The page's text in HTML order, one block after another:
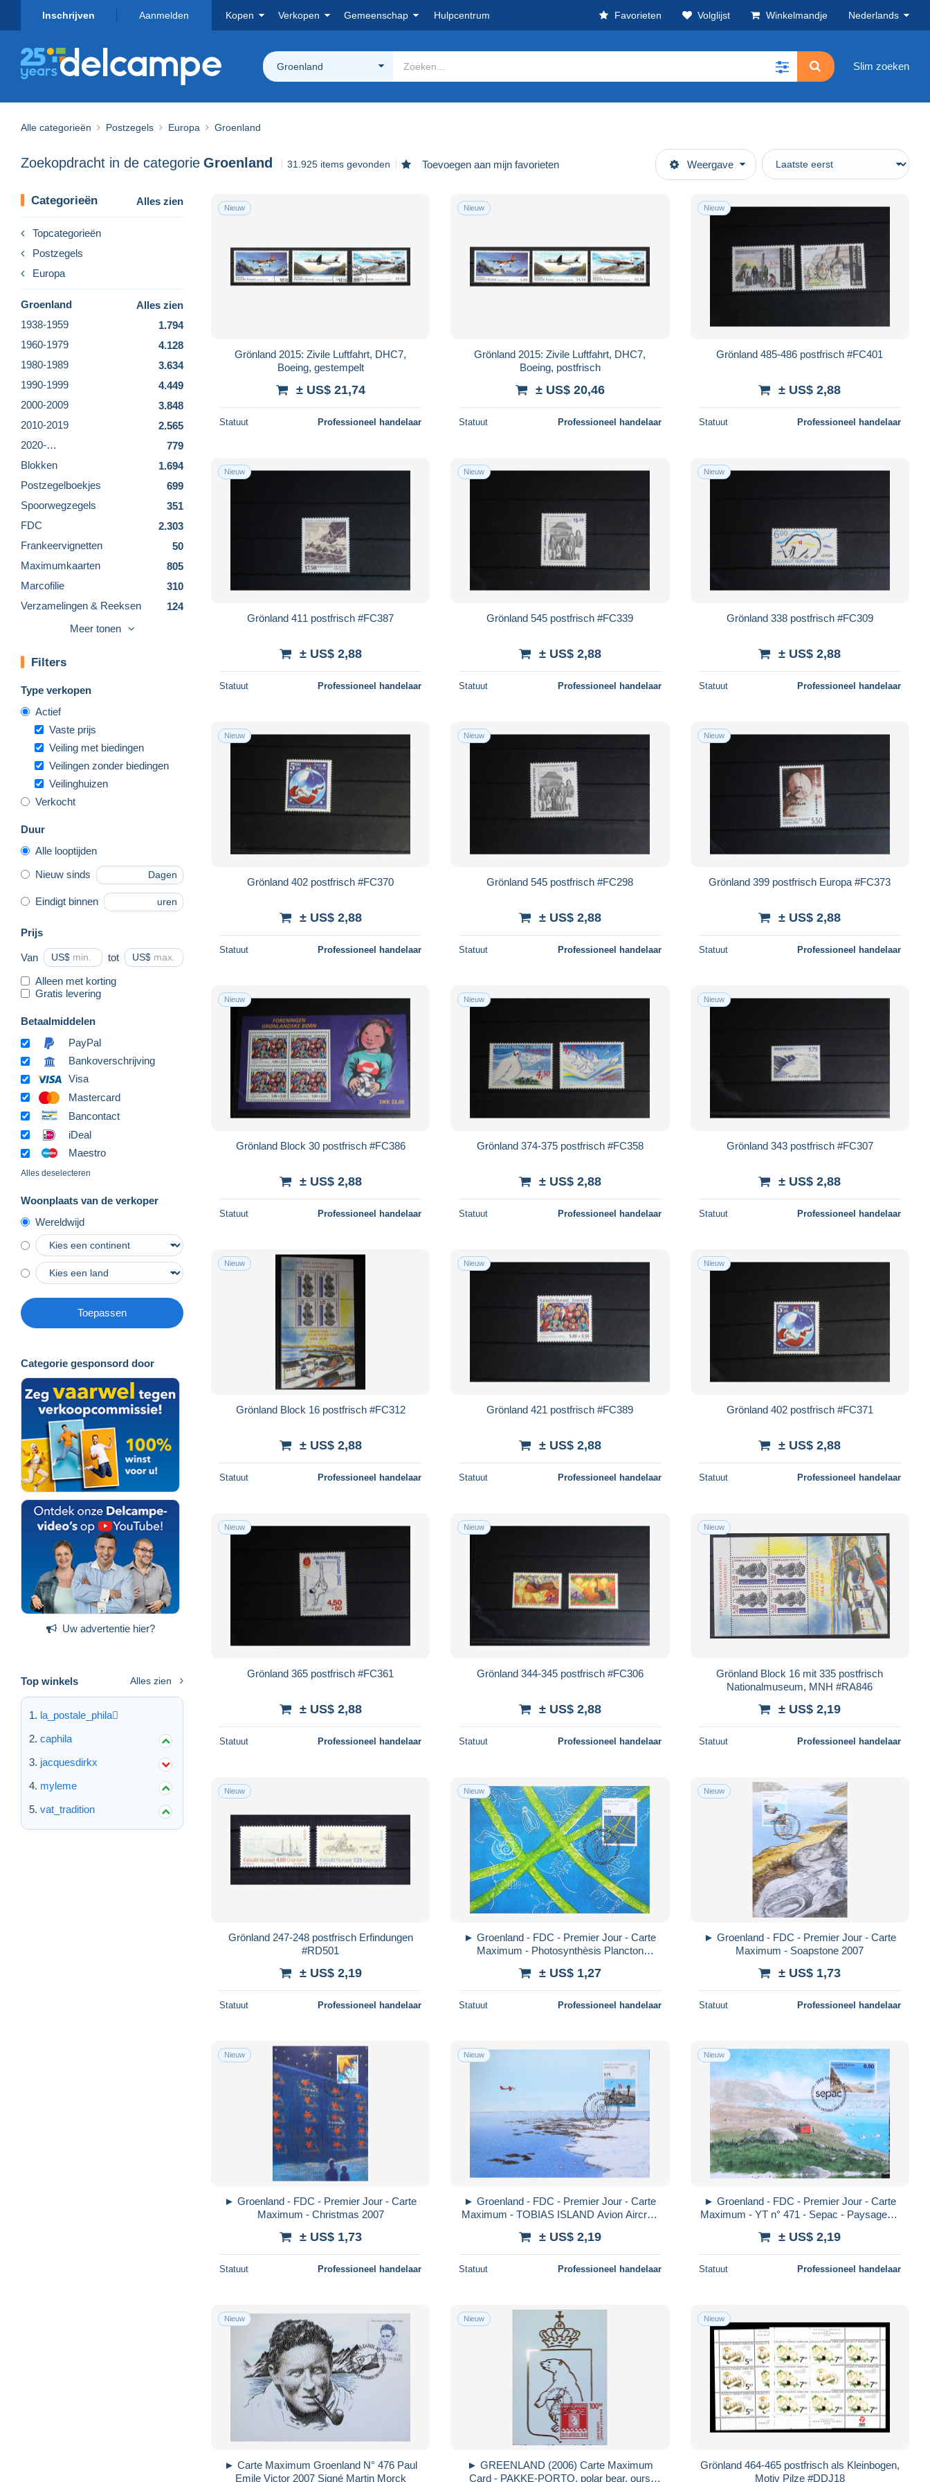
Inschrijven Aanmelden Kopen Verkopen Gemeenschap Hulpcentrum Favorieten Volglijst Winkelmandje Nederlands
Groenland Slim zoeken
Alle categorieën Postzegels Europa Groenland
Zoekopdracht in de categorie Groenland 31.925 items gevonden Toevoegen aan mijn favorieten Weergave
Categorieën Alles zien
Topcategorieën
Postzegels
Europa
Groenland
Alles zien
1938-1959
1.794
1960-1979
4.128
1980-1989
3.634
1990-1999
4.449
2000-2009
3.848
2010-2019
2.565
2020-…
779
Blokken
1.694
Postzegelboekjes
699
Spoorwegzegels
351
FDC
2.303
Frankeervignetten
50
Maximumkaarten
805
Marcofilie
310
Verzamelingen & Reeksen
124
Volledige jaargang
Andere & zonder classificatie
Meer tonen
Filters
Type verkopen
Actief
Vaste prijs
Veiling met biedingen
Veilingen zonder biedingen
Veilinghuizen
Verkocht
Duur
Alle looptijden
Nieuw sinds Dagen
Eindigt binnen uren
Prijs
Van US$ tot US$
Alleen met korting
Gratis levering
Betaalmiddelen
PayPal
Bankoverschrijving
Visa
Mastercard
Bancontact
iDeal
Maestro
Alles deselecteren
Woonplaats van de verkoper
Wereldwijd
Toepassen
Categorie gesponsord door
Uw advertentie hier?
Top winkels Alles zien
la_postale_phila
caphila
jacquesdirkx
myleme
vat_tradition
Nieuw
Grönland 2015: Zivile Luftfahrt, DHC7,
Boeing, gestempelt
± US$ 21,74
Statuut Professioneel handelaar
Nieuw
Grönland 2015: Zivile Luftfahrt, DHC7,
Boeing, postfrisch
± US$ 20,46
Statuut Professioneel handelaar
Nieuw
Grönland 485-486 postfrisch #FC401
± US$ 2,88
Statuut Professioneel handelaar
Nieuw
Grönland 411 postfrisch #FC387
± US$ 2,88
Statuut Professioneel handelaar
Nieuw
Grönland 545 postfrisch #FC339
± US$ 2,88
Statuut Professioneel handelaar
Nieuw
Grönland 338 postfrisch #FC309
± US$ 2,88
Statuut Professioneel handelaar
Nieuw
Grönland 402 postfrisch #FC370
± US$ 2,88
Statuut Professioneel handelaar
Nieuw
Grönland 545 postfrisch #FC298
± US$ 2,88
Statuut Professioneel handelaar
Nieuw
Grönland 399 postfrisch Europa #FC373
± US$ 2,88
Statuut Professioneel handelaar
Nieuw
Grönland Block 30 postfrisch #FC386
± US$ 2,88
Statuut Professioneel handelaar
Nieuw
Grönland 374-375 postfrisch #FC358
± US$ 2,88
Statuut Professioneel handelaar
Nieuw
Grönland 343 postfrisch #FC307
± US$ 2,88
Statuut Professioneel handelaar
Nieuw
Grönland Block 16 postfrisch #FC312
± US$ 2,88
Statuut Professioneel handelaar
Nieuw
Grönland 421 postfrisch #FC389
± US$ 2,88
Statuut Professioneel handelaar
Nieuw
Grönland 402 postfrisch #FC371
± US$ 2,88
Statuut Professioneel handelaar
Nieuw
Grönland 365 postfrisch #FC361
± US$ 2,88
Statuut Professioneel handelaar
Nieuw
Grönland 344-345 postfrisch #FC306
± US$ 2,88
Statuut Professioneel handelaar
Nieuw
Grönland Block 16 mit 335 postfrisch
Nationalmuseum, MNH #RA846
± US$ 2,19
Statuut Professioneel handelaar
Nieuw
Grönland 247-248 postfrisch Erfindungen
#RD501
± US$ 2,19
Statuut Professioneel handelaar
Nieuw
► Groenland - FDC - Premier Jour - Carte
Maximum - Photosynthèsis Plancton
± US$ 1,27
Statuut Professioneel handelaar
Nieuw
► Groenland - FDC - Premier Jour - Carte
Maximum - Soapstone 2007
± US$ 1,73
Statuut Professioneel handelaar
Nieuw
► Groenland - FDC - Premier Jour - Carte
Maximum - Christmas 2007
± US$ 1,73
Statuut Professioneel handelaar
Nieuw
► Groenland - FDC - Premier Jour - Carte
Maximum - TOBIAS ISLAND Avion Aircraft
± US$ 2,19
Statuut Professioneel handelaar
Nieuw
► Groenland - FDC - Premier Jour - Carte
Maximum - YT n° 471 - Sepac - Paysages -
± US$ 2,19
Statuut Professioneel handelaar
Nieuw
► Carte Maximum Groenland N° 476 Paul
Emile Victor 2007 Signé Martin Morck
Nieuw
► GREENLAND (2006) Carte Maximum
Card - PAKKE-PORTO, polar bear, ours
Nieuw
Grönland 464-465 postfrisch als Kleinbogen,
Motiv Pilze #DDJ18